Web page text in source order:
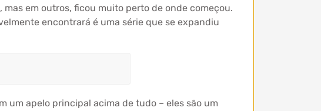
em outros, ficou muito perto de onde começou.
encontrará é uma série que se expandiu
um apelo principal acima de tudo – eles são um